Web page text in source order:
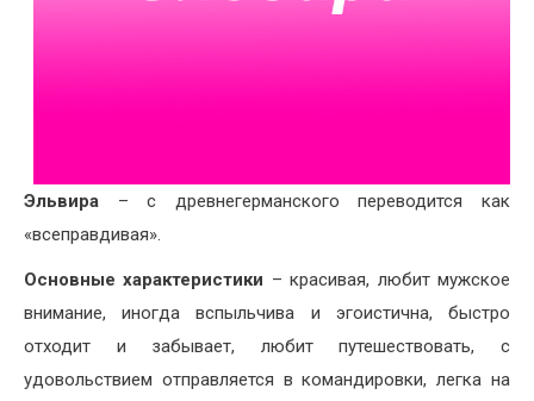
Эльвира – с древнегерманского переводится как
«всеправдивая».
Основные характеристики – красивая, любит мужское
внимание, иногда вспыльчива и эгоистична, быстро
отходит и забывает, любит путешествовать, с
удовольствием отправляется в командировки, легка на